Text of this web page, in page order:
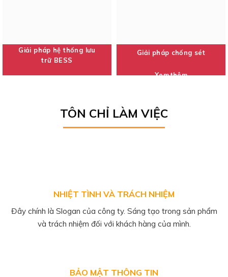
Giải pháp hệ thống lưu
trữ BESS
Giải pháp chống sét
Xem thêm
TÔN CHỈ LÀM VIỆC
NHIỆT TÌNH VÀ TRÁCH NHIỆM
Đây chính là Slogan của công ty. Sáng tạo trong sản phẩm
và trách nhiệm đối với khách hàng của mình.
BẢO MẬT THÔNG TIN